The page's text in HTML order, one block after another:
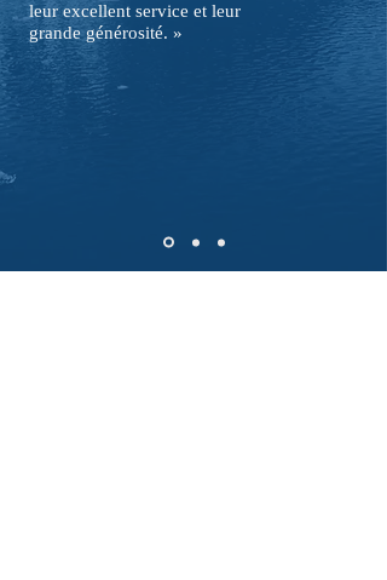
leur excellent service et leur
grande générosité. »